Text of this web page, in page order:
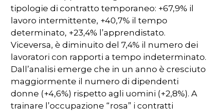
tipologie di contratto temporaneo: +67,9% il
lavoro intermittente, +40,7% il tempo
determinato, +23,4% l’apprendistato.
Viceversa, è diminuito del 7,4% il numero dei
lavoratori con rapporti a tempo indeterminato.
Dall’analisi emerge che in un anno è cresciuto
maggiormente il numero di dipendenti
donne (+4,6%) rispetto agli uomini (+2,8%). A
trainare l’occupazione “rosa” i contratti